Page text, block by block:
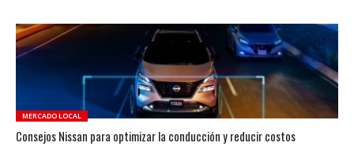
MERCADO LOCAL
Consejos Nissan para optimizar la conducción y reducir costos